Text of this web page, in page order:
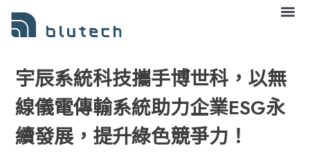
宇辰系統科技攜手博世科，以無
線儀電傳輸系統助力企業ESG永
續發展，提升綠色競爭力！